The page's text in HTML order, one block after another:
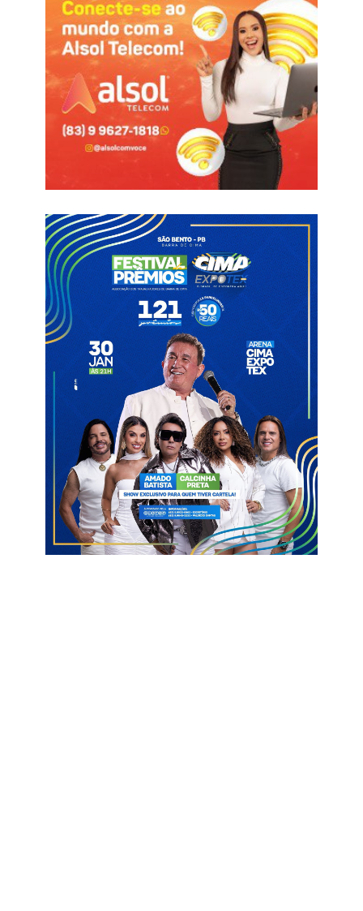
Retrô, em 4 de abril, um sábado, às 17h, no Amigão. Já a Cobra
Coral estreia na Série C do Campeonato Brasileiro diante do
Itabaiana, no dia 6, uma segunda-feira, às 20h, na Arena de
Pernambuco.
Um dos motivos do jogo ser com portões fechados é o fato
de que as arquibancadas do Estádio Arruda estão passando
por reformas, e o Santa Cruz aguarda vistorias dos órgãos de
O Treze vem de uma eliminação na 1ª fase do Campeonato
Paraibano e, desde então, a diretoria reformulou o elenco,
contando com 13 reforços, além da chegada do técnico
Adriano Souza, que substituiu Roberto Fernandes.
Já o Tricolor caiu nas semifinais do Pernambucano, foi
eliminado na 1ª fase da Copa do Brasil para o Sousa,
resultando na contratação de Claudinei Oliveira no lugar de
Marcelo Cabo.
Informações com Globo Esporte
Amistoso Arruda Santa Cruz X Treze